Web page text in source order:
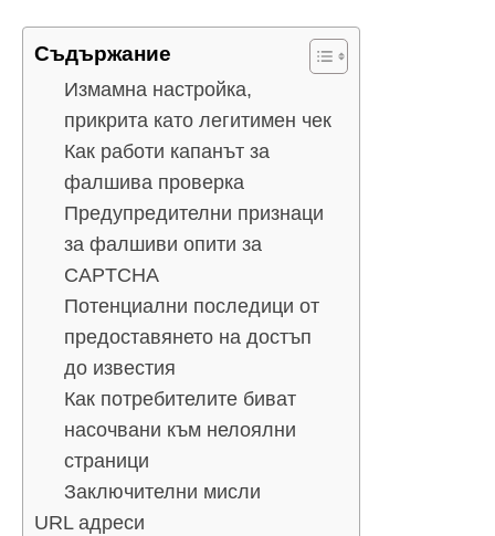
Съдържание
Измамна настройка,
прикрита като легитимен чек
Как работи капанът за
фалшива проверка
Предупредителни признаци
за фалшиви опити за
CAPTCHA
Потенциални последици от
предоставянето на достъп
до известия
Как потребителите биват
насочвани към нелоялни
страници
Заключителни мисли
URL адреси